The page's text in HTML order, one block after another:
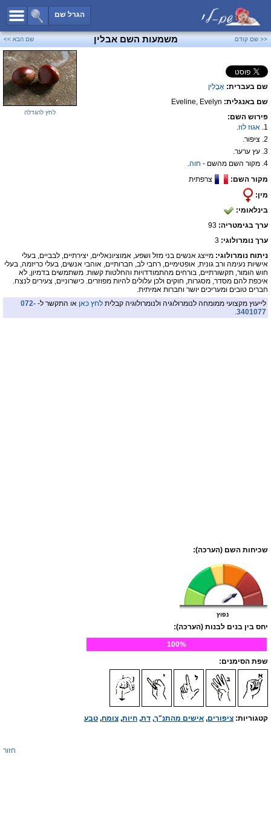
הגרל שם
כל השמות
שמות לבנים
שמות לבנות
שמות משותפים
שמות נפוצים
<< שם קודם משמעות השם אבלין שם הבא >>
שם בעברית: אֶבֶלִין
שם באנגלית: Eveline, Evelyn
פירוש השם:
1. אגוז לוז.
2. ציפור.
3. עץ ערער.
4. מקור השם מהשם -
חוה.
מקור השם:
צרפתית
מין:
בינלאומי:
ערך בגימטריה:
ערך נומרולוגי: 3
לחץ להגדלה
ניתוח נומרולוגי: מייצג אנשים בני מזל ושפע, אמוציונאליים, יצירתיים, לבביים, בעלי
אישיות נעימה ורב גונית, אופטימיים, רחבי לב, חברותיים, אוהבי אנשים, בעלי כריזמה, בעלי
חוש הומור, תקשורתיים, בורחים מהתמודדויות והחלטות קשות. משתמשים בדמיון, לא
איכפת להם מסדר, מסגרות, חוקים ולכן עלולים להיות מפוזרים. כישרוניים, צעירים לנצח.
חברים טובים ומעריכים יושר וחברות אמיתית.
לייעוץ מקצועי ממומחה לנומרולוגיה ולנומרולוגיה קבלית לחץ כאן או התקשר ל- 072-
3401077
.
שכיחות השם (הערכה):
נפוץ
יחס בין בנים לבנות (הערכה):
100%
שפת הסימנים:
קטגוריות: ציפורים, אישים מהתנ"ך, דת, חיות, צומח, טבע
חזור